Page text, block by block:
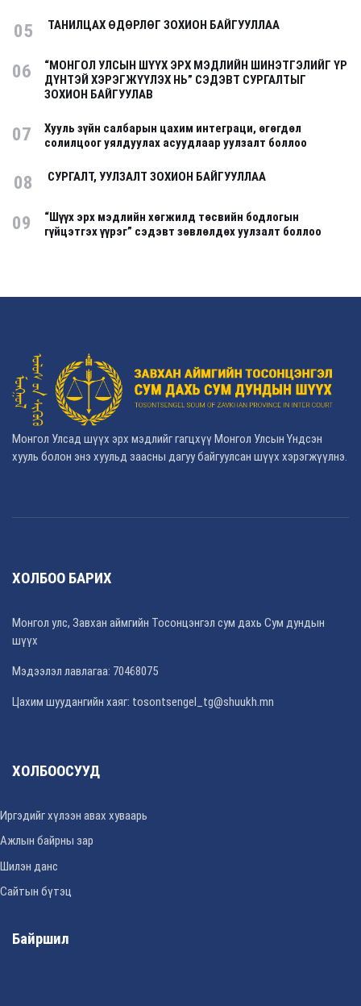
05 ТАНИЛЦАХ ӨДӨРЛӨГ ЗОХИОН БАЙГУУЛЛАА
06
“МОНГОЛ УЛСЫН ШҮҮХ ЭРХ МЭДЛИЙН ШИНЭТГЭЛИЙГ ҮР
ДҮНТЭЙ ХЭРЭГЖҮҮЛЭХ НЬ” СЭДЭВТ СУРГАЛТЫГ
ЗОХИОН БАЙГУУЛАВ
07
Хууль зүйн салбарын цахим интеграци, өгөгдөл
солилцоог уялдуулах асуудлаар уулзалт боллоо
08 СУРГАЛТ, УУЛЗАЛТ ЗОХИОН БАЙГУУЛЛАА
09
“Шүүх эрх мэдлийн хөгжилд төсвийн бодлогын
гүйцэтгэх үүрэг” сэдэвт зөвлөлдөх уулзалт боллоо
Монгол Улсад шүүх эрх мэдлийг гагцхүү Монгол Улсын Үндсэн
хууль болон энэ хуульд заасны дагуу байгуулсан шүүх хэрэгжүүлнэ.
ХОЛБОО БАРИХ
Монгол улс, Завхан аймгийн Тосонцэнгэл сум дахь Сум дундын
шүүх
Мэдээлэл лавлагаа: 70468075
Цахим шуудангийн хаяг: tosontsengel_tg@shuukh.mn
ХОЛБООСУУД
Иргэдийг хүлээн авах хуваарь
Ажлын байрны зар
Шилэн данс
Сайтын бүтэц
Байршил